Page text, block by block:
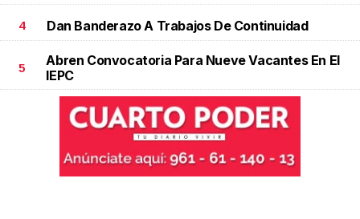
4 Dan Banderazo A Trabajos De Continuidad
5
Abren Convocatoria Para Nueve Vacantes En El
IEPC